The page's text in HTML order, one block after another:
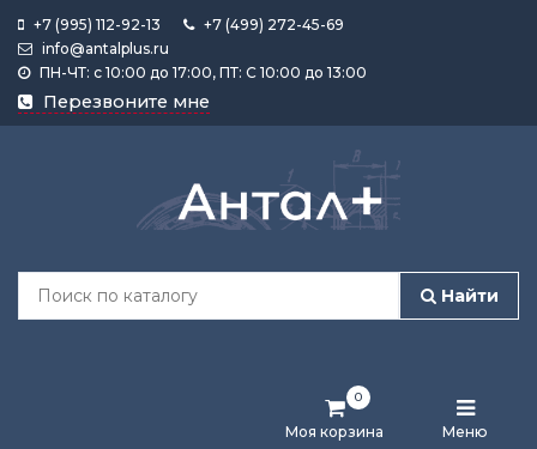
+7 (995) 112-92-13
+7 (499) 272-45-69
info@antalplus.ru
ПН-ЧТ: с 10:00 до 17:00, ПТ: С 10:00 до 13:00
Перезвоните мне
Найти
Моя корзина
0
Меню
Каталог
продукции
Лента